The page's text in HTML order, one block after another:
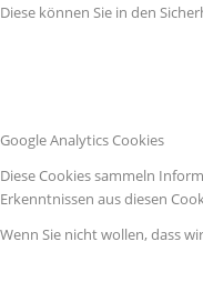
Diese können Sie in den
Google Analytics Cookies
Diese Cookies sammeln
Erkenntnissen aus diesen
Wenn Sie nicht wollen, dass